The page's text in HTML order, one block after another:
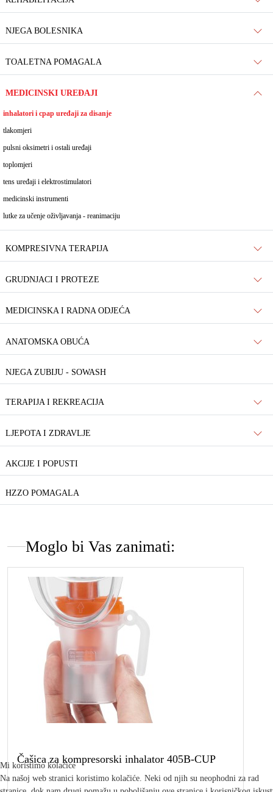
NJEGA BOLESNIKA
TOALETNA POMAGALA
MEDICINSKI UREĐAJI
inhalatori i cpap uređaji za disanje
tlakomjeri
pulsni oksimetri i ostali uređaji
toplomjeri
tens uređaji i elektrostimulatori
medicinski instrumenti
lutke za učenje oživljavanja - reanimaciju
KOMPRESIVNA TERAPIJA
GRUDNJACI I PROTEZE
MEDICINSKA I RADNA ODJEĆA
ANATOMSKA OBUĆA
NJEGA ZUBIJU - SOWASH
TERAPIJA I REKREACIJA
LJEPOTA I ZDRAVLJE
AKCIJE I POPUSTI
HZZO POMAGALA
Moglo bi Vas zanimati:
Čašica za kompresorski inhalator 405B-CUP
Mi koristimo kolačiće
Na našoj web stranici koristimo kolačiće. Neki od njih su neophodni za rad